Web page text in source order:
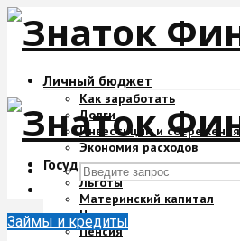
Личный бюджет
Как заработать
Долги
Инвестиции и сбережения
Экономия расходов
Государство и деньги
Льготы
Материнский капитал
Налоги
Пенсия
Займы и кредиты